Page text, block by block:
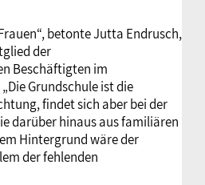
betonte Jutta Endrusch,
der
Beschäftigten im
Grundschule ist die
findet sich aber bei der
darüber hinaus aus familiären
Hintergrund wäre der
der fehlenden